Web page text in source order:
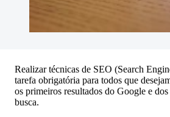
Realizar técnicas de SEO (Search
tarefa obrigatória para todos que
os primeiros resultados do Google e
busca.